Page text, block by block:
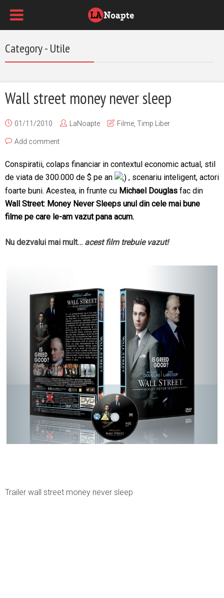
Category - Utile
Wall street money never sleep
01/11/2010 LaNoapte Filme Timp Liber
Add comment
Conspiratii, colaps financiar in contextul economic actual, stil
de viata de 300.000 de $ pe an
, scenariu inteligent, actori
foarte buni. Acestea, in frunte cu Michael Douglas fac din
Wall Street: Money Never Sleeps unul din cele mai bune
filme pe care le-am vazut pana acum.
Nu dezvalui mai mult… acest film trebuie vazut!
Trailer wall street money never sleep